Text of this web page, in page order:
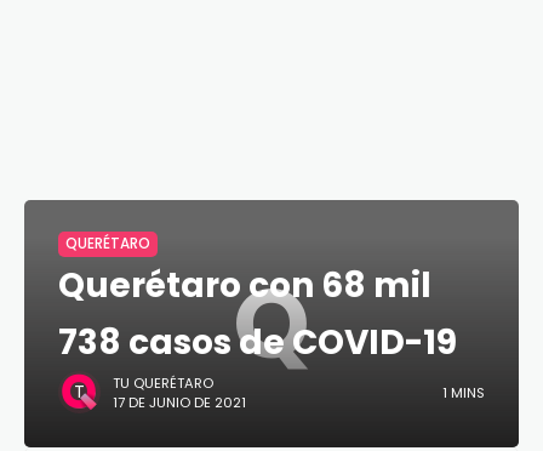
Q
QUERÉTARO
Querétaro con 68 mil
738 casos de COVID-19
TU QUERÉTARO
17 DE JUNIO DE 2021
1 MINS